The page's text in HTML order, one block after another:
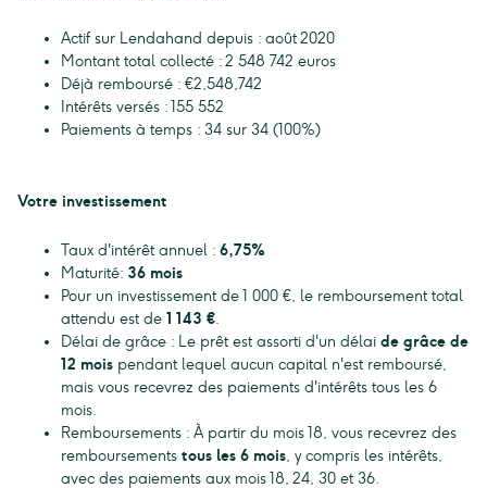
Actif sur Lendahand depuis : août 2020
Montant total collecté : 2 548 742 euros
Déjà remboursé : €2,548,742
Intérêts versés : 155 552
Paiements à temps : 34 sur 34 (100%)
Votre investissement
Taux d'intérêt annuel : 6,75%
Maturité: 36 mois
Pour un investissement de 1 000 €, le remboursement total
attendu est de 1 143 €.
Délai de grâce : Le prêt est assorti d'un délai de grâce de
12 mois pendant lequel aucun capital n'est remboursé,
mais vous recevrez des paiements d'intérêts tous les 6
mois.
Remboursements : À partir du mois 18, vous recevrez des
remboursements tous les 6 mois, y compris les intérêts,
avec des paiements aux mois 18, 24, 30 et 36.